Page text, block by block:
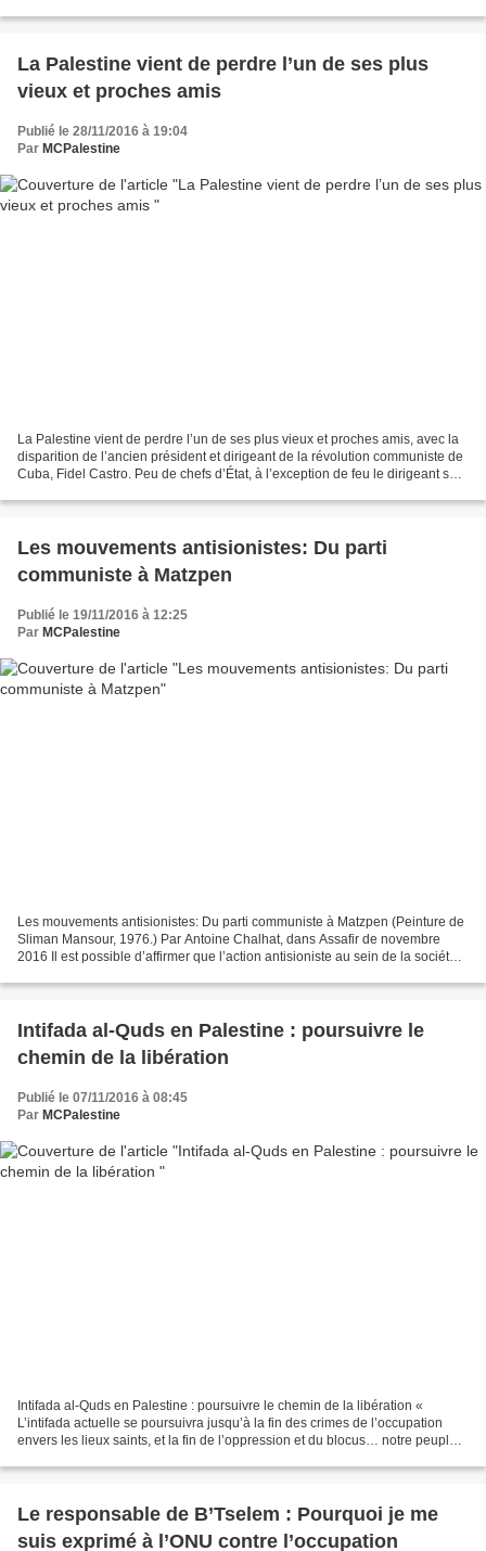
La Palestine vient de perdre l’un de ses plus
vieux et proches amis
Publié le 28/11/2016 à 19:04
Par MCPalestine
La Palestine vient de perdre l’un de ses plus vieux et proches amis, avec la
disparition de l’ancien président et dirigeant de la révolution communiste de
Cuba, Fidel Castro. Peu de chefs d’État, à l’exception de feu le dirigeant sud-
Les mouvements antisionistes: Du parti
communiste à Matzpen
Publié le 19/11/2016 à 12:25
Par MCPalestine
Les mouvements antisionistes: Du parti communiste à Matzpen (Peinture de
Sliman Mansour, 1976.) Par Antoine Chalhat, dans Assafir de novembre
2016 Il est possible d’affirmer que l’action antisioniste au sein de la société
Intifada al-Quds en Palestine : poursuivre le
chemin de la libération
Publié le 07/11/2016 à 08:45
Par MCPalestine
Intifada al-Quds en Palestine : poursuivre le chemin de la libération «
L’intifada actuelle se poursuivra jusqu’à la fin des crimes de l’occupation
envers les lieux saints, et la fin de l’oppression et du blocus… notre peuple
Le responsable de B’Tselem : Pourquoi je me
suis exprimé à l’ONU contre l’occupation